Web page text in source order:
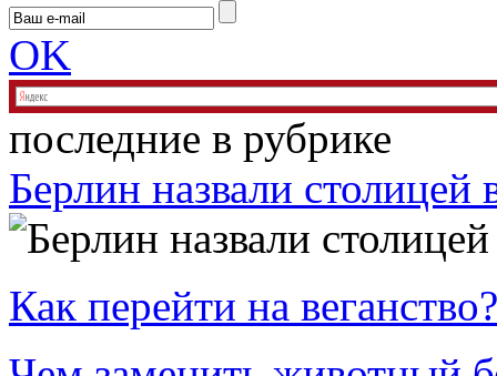
OK
последние в рубрике
Берлин назвали столицей
Как перейти на веганство?